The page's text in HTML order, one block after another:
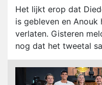
Het lijkt erop dat
is gebleven en
verlaten. Gisteren
nog dat het tweetal